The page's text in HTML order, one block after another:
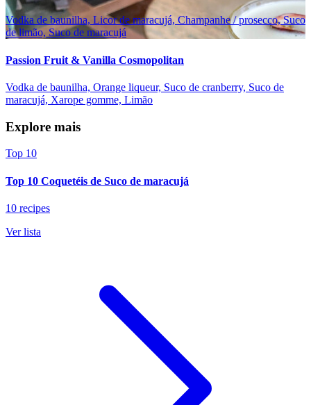
Vodka de baunilha, Licor de maracujá, Champanhe / prosecco, Suco
de limão, Suco de maracujá
Passion Fruit & Vanilla Cosmopolitan
Vodka de baunilha, Orange liqueur, Suco de cranberry, Suco de
maracujá, Xarope gomme, Limão
Explore mais
Top 10
Top 10 Coquetéis de Suco de maracujá
10 recipes
Ver lista